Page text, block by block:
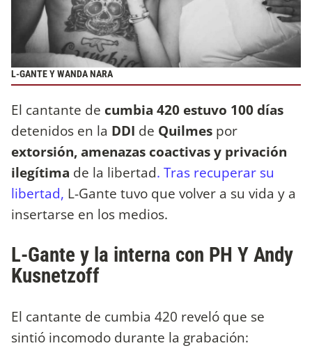
L-GANTE Y WANDA NARA
El cantante de cumbia 420 estuvo 100 días
detenidos en la DDI de Quilmes por
extorsión, amenazas coactivas y privación
ilegítima de la libertad. Tras recuperar su
libertad, L-Gante tuvo que volver a su vida y a
insertarse en los medios.
L-Gante y la interna con PH Y Andy
Kusnetzoff
El cantante de cumbia 420 reveló que se
sintió incomodo durante la grabación: